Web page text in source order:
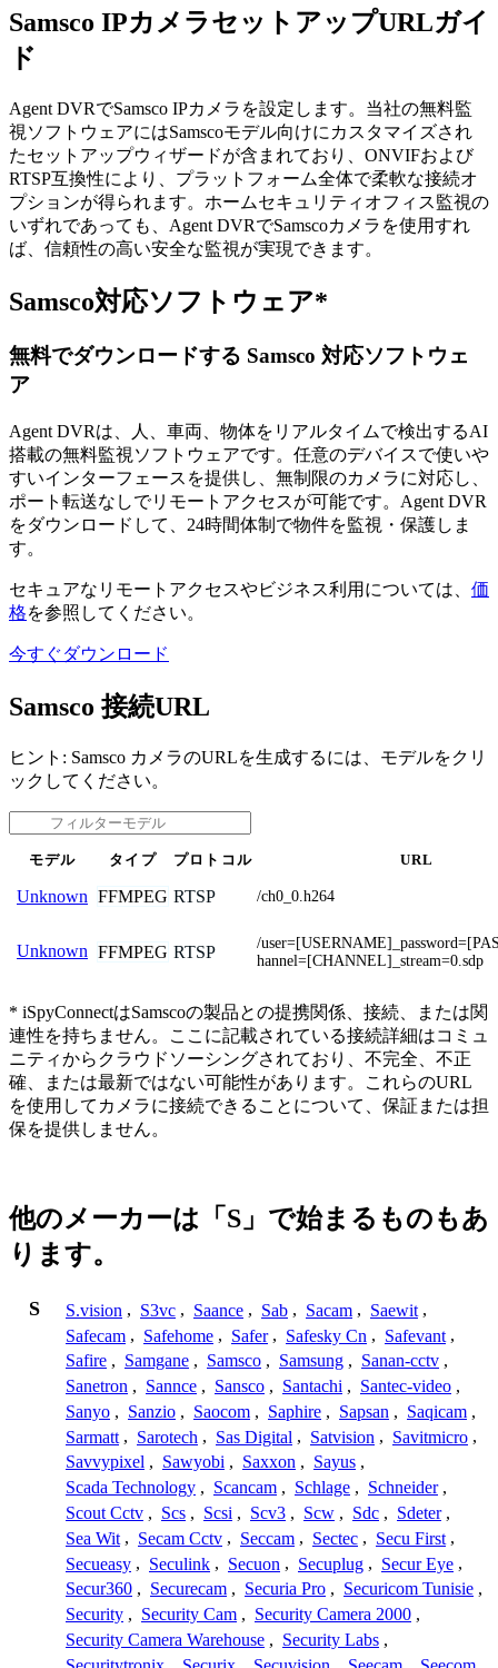
Samsco IPカメラセットアップURLガイ
ド
Agent DVRでSamsco IPカメラを設定します。当社の無料監
視ソフトウェアにはSamscoモデル向けにカスタマイズされ
たセットアップウィザードが含まれており、ONVIFおよび
RTSP互換性により、プラットフォーム全体で柔軟な接続オ
プションが得られます。ホームセキュリティオフィス監視の
いずれであっても、Agent DVRでSamscoカメラを使用すれ
ば、信頼性の高い安全な監視が実現できます。
Samsco対応ソフトウェア*
無料でダウンロードする Samsco 対応ソフトウェ
ア
Agent DVRは、人、車両、物体をリアルタイムで検出するAI
搭載の無料監視ソフトウェアです。任意のデバイスで使いや
すいインターフェースを提供し、無制限のカメラに対応し、
ポート転送なしでリモートアクセスが可能です。Agent DVR
をダウンロードして、24時間体制で物件を監視・保護しま
す。
セキュアなリモートアクセスやビジネス利用については、 価
格を参照してください。
今すぐダウンロード
Samsco 接続URL
ヒント: Samsco カメラのURLを生成するには、モデルをクリ
ックしてください。
モデル タイプ プロトコル URL
Unknown FFMPEG RTSP /ch0_0.h264
Unknown FFMPEG RTSP
/
hannel=[CHANNEL]_stream=0.sdp
* iSpyConnectはSamscoの製品との提携関係、接続、または関
連性を持ちません。ここに記載されている接続詳細はコミュ
ニティからクラウドソーシングされており、不完全、不正
確、または最新ではない可能性があります。これらのURL
を使用してカメラに接続できることについて、保証または担
保を提供しません。
他のメーカーは「S」で始まるものもあ
ります。
S S.vision , S3vc , Saance , Sab , Sacam , Saewit ,
Safecam , Safehome , Safer , Safesky Cn , Safevant ,
Safire , Samgane , Samsco , Samsung , Sanan-cctv ,
Sanetron , Sannce , Sansco , Santachi , Santec-video ,
Sanyo , Sanzio , Saocom , Saphire , Sapsan , Saqicam ,
Sarmatt , Sarotech , Sas Digital , Satvision , Savitmicro ,
Savvypixel , Sawyobi , Saxxon , Sayus ,
Scada Technology , Scancam , Schlage , Schneider ,
Scout Cctv , Scs , Scsi , Scv3 , Scw , Sdc , Sdeter ,
Sea Wit , Secam Cctv , Seccam , Sectec , Secu First ,
Secueasy , Seculink , Secuon , Secuplug , Secur Eye ,
Secur360 , Securecam , Securia Pro , Securicom Tunisie ,
Security , Security Cam , Security Camera 2000 ,
Security Camera Warehouse , Security Labs ,